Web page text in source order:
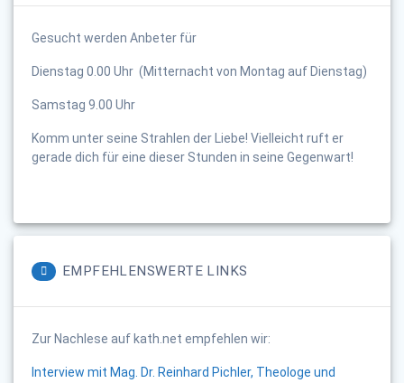
Gesucht werden Anbeter für
Dienstag 0.00 Uhr (Mitternacht von Montag auf Dienstag)
Samstag 9.00 Uhr
Komm unter seine Strahlen der Liebe! Vielleicht ruft er
gerade dich für eine dieser Stunden in seine Gegenwart!
EMPFEHLENSWERTE LINKS
Zur Nachlese auf kath.net empfehlen wir:
Interview mit Mag. Dr. Reinhard Pichler, Theologe und